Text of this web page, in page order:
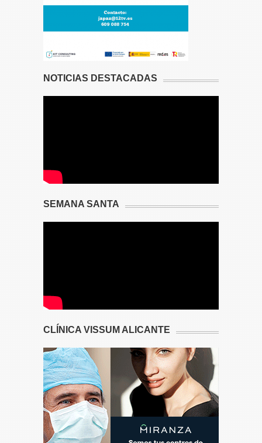
NOTICIAS DESTACADAS
SEMANA SANTA
CLÍNICA VISSUM ALICANTE